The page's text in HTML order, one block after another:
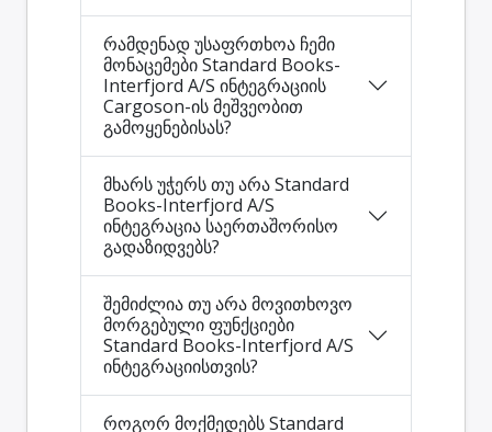
რამდენად უსაფრთხოა ჩემი
მონაცემები Standard Books-
Interfjord A/S ინტეგრაციის
Cargoson-ის მეშვეობით
გამოყენებისას?
მხარს უჭერს თუ არა Standard
Books-Interfjord A/S
ინტეგრაცია საერთაშორისო
გადაზიდვებს?
შემიძლია თუ არა მოვითხოვო
მორგებული ფუნქციები
Standard Books-Interfjord A/S
ინტეგრაციისთვის?
როგორ მოქმედებს Standard